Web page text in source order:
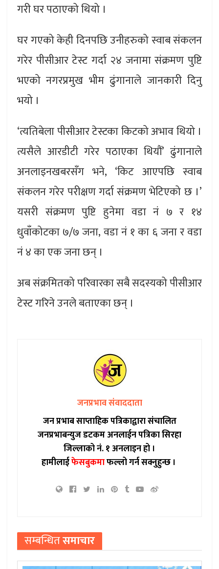
गरी घर पठाएको थियो ।
घर गएको केही दिनपछि उनीहरुको स्वाब संकलन
गरेर पीसीआर टेस्ट गर्दा २४ जनामा संक्रमण पुष्टि
भएको नगरप्रमुख भीम ढुंगानाले जानकारी दिनु
भयो ।
‘त्यतिबेला पीसीआर टेस्टका किटको अभाव थियो ।
त्यसैले आरडीटी गरेर पठाएका थियौं’ ढुंगानाले
अनलाइनखबरसँग भने, ‘किट आएपछि स्वाब
संकलन गरेर परीक्षण गर्दा संक्रमण भेटिएको छ ।’
यसरी संक्रमण पुष्टि हुनेमा वडा नं ७ र १४
धुवाँकोटका ७/७ जना, वडा नं १ का ६ जना र वडा
नं ४ का एक जना छन् ।
अब संक्रमितको परिवारका सबै सदस्यको पीसीआर
टेस्ट गरिने उनले बताएका छन् ।
जनप्रभाव संवाददाता
जन प्रभाब साप्ताहिक पत्रिकाद्वारा संचालित
जनप्रभाबन्युज डटकम अनलाईन पत्रिका सिरहा
जिल्लाको नं. १ अनलाइन हो ।
हामीलाईफेसबुकमाफल्लो गर्न सक्नुहुन्छ ।
सम्बन्धितसमाचार